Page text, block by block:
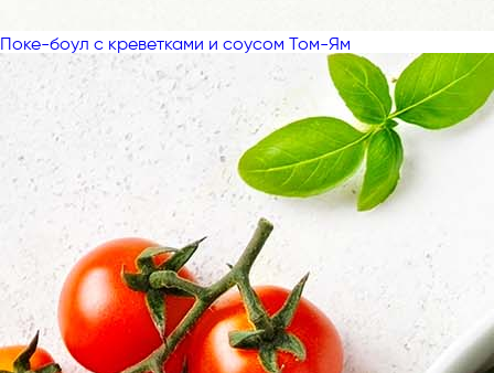
Поке-боул с креветками и соусом Том-Ям